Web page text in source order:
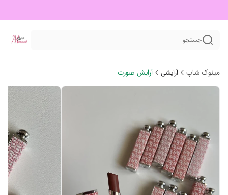
جستجو
مینوک شاپ آرایشی آرایش صورت